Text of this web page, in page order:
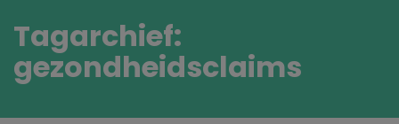
Tagarchief:
gezondheidsclaims